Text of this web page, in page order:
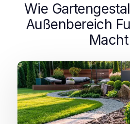
Wie
Außenbereich
Macht